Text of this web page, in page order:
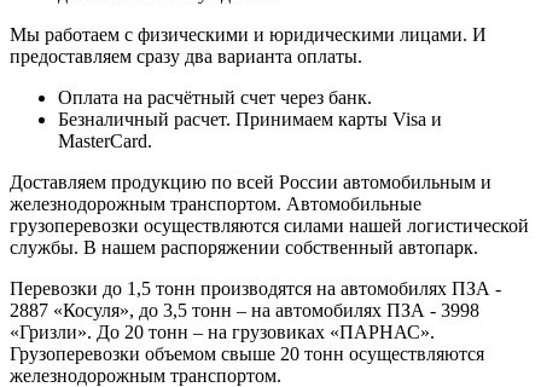
Мы работаем с физическими и юридическими лицами. И
предоставляем сразу два варианта оплаты.
Оплата на расчётный счет через банк.
Безналичный расчет. Принимаем карты Visa и
MasterCard.
Доставляем продукцию по всей России автомобильным и
железнодорожным транспортом. Автомобильные
грузоперевозки осуществляются силами нашей логистической
службы. В нашем распоряжении собственный автопарк.
Перевозки до 1,5 тонн производятся на автомобилях ПЗА -
2887 «Косуля», до 3,5 тонн – на автомобилях ПЗА - 3998
«Гризли». До 20 тонн – на грузовиках «ПАРНАС».
Грузоперевозки объемом свыше 20 тонн осуществляются
железнодорожным транспортом.